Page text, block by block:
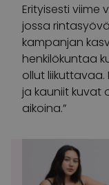
Erityisesti
jossa
kampanjan
henkilökuntaa
ollut liikuttavaa.
ja kauniit kuvat
aikoina.”